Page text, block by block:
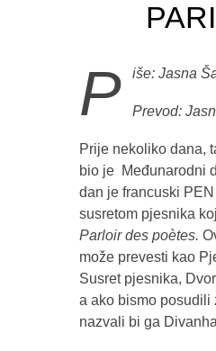
P iše: Jasna
Prevod:
Prije nekoliko dana,
bio je Međunarodni
dan je francuski
susretom pjesnika
Parloir des poètes.
može prevesti kao
Susret pjesnika,
a ako bismo posudili
nazvali bi ga